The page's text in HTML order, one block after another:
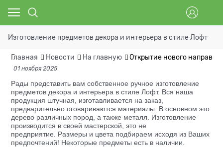
Изготовление предметов декора и интерьера в стиле Лофт
Главная Новости На главную Открытие нового
01 ноября 2025
Рады представить вам собственное ручное изготовление
предметов декора и интерьера в стиле Лофт. Вся наша
продукция штучная, изготавливается на заказ,
предварительно оговариваются материалы. В основном это
дерево различных пород, а также металл. Изготовление
производится в своей мастерской, это не
предприятие. Размеры и цвета подбираем исходя из Ваших
предпочтений! Некоторые предметы есть в наличии.